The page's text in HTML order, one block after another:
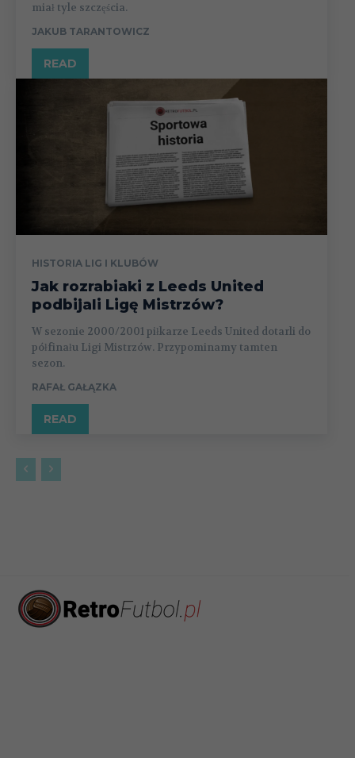
miał tyle szczęścia.
JAKUB TARANTOWICZ
READ
HISTORIA LIG I KLUBÓW
Jak rozrabiaki z Leeds United
podbijali Ligę Mistrzów?
W sezonie 2000/2001 piłkarze Leeds United dotarli do
półfinału Ligi Mistrzów. Przypominamy tamten
sezon.
RAFAŁ GAŁĄZKA
READ